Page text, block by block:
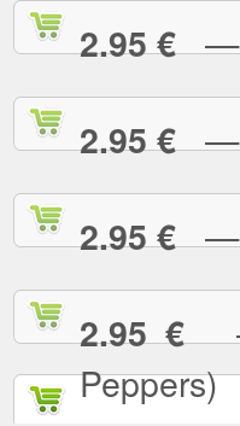
2.95 €—
2.95 €—
2.95 €—
2.95 €—
Peppers)